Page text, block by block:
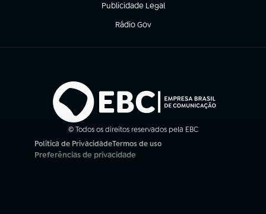
Publicidade Legal
(abre em nova aba)
Rádio Gov
(abre em nova aba)
© Todos os direitos reservados pela EBC
Política de Privacidade
(abre em nova aba)
Termos de uso
(abre em nova aba)
Preferências de privacidade